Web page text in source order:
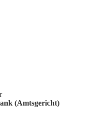
(Amtsgericht)